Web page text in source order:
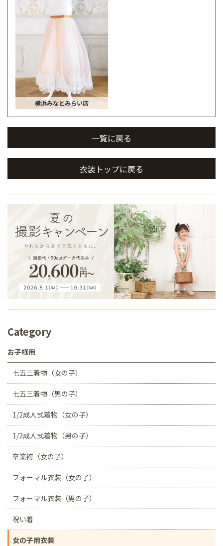
横浜みなとみらい店
一覧に戻る
衣装トップに戻る
Category
お子様用
七五三着物（女の子）
七五三着物（男の子）
1/2成人式着物（女の子）
1/2成人式着物（男の子）
卒業袴（女の子）
フォーマル衣装（女の子）
フォーマル衣装（男の子）
祝い着
女の子用衣装